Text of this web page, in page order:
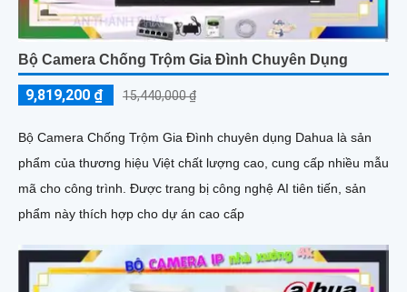
Bộ Camera Chống Trộm Gia Đình Chuyên Dụng
9,819,200 ₫ 15,440,000 ₫
Bộ Camera Chống Trộm Gia Đình chuyên dụng Dahua là sản
phẩm của thương hiệu Việt chất lượng cao, cung cấp nhiều mẫu
mã cho công trình. Được trang bị công nghệ AI tiên tiến, sản
phẩm này thích hợp cho dự án cao cấp